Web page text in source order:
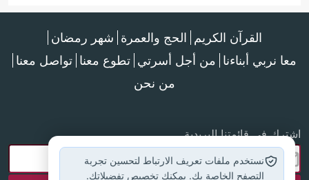
القرآن الكريم الحج والعمرة شهر رمضان
معا نربي أبناءنا من أجل أسرتي تطوع معنا تواصل معنا
من نحن
اشترك في قائمتنا البريدية
نستخدم ملفات تعريف الارتباط لتحسين تجربة
التصفح الخاصة بك. يمكنك تخصيص تفضيلاتك.